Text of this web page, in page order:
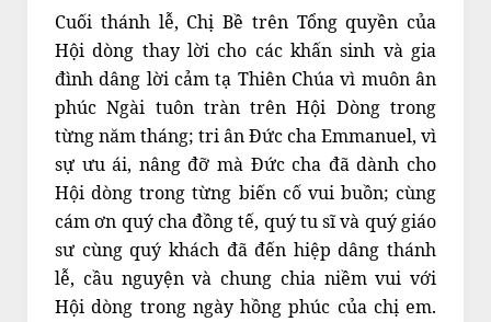
Cuối thánh lễ, Chị Bề trên Tổng quyền của
Hội dòng thay lời cho các khấn sinh và gia
đình dâng lời cảm tạ Thiên Chúa vì muôn ân
phúc Ngài tuôn tràn trên Hội Dòng trong
từng năm tháng; tri ân Đức cha Emmanuel, vì
sự ưu ái, nâng đỡ mà Đức cha đã dành cho
Hội dòng trong từng biến cố vui buồn; cùng
cám ơn quý cha đồng tế, quý tu sĩ và quý giáo
sư cùng quý khách đã đến hiệp dâng thánh
lễ, cầu nguyện và chung chia niềm vui với
Hội dòng trong ngày hồng phúc của chị em.